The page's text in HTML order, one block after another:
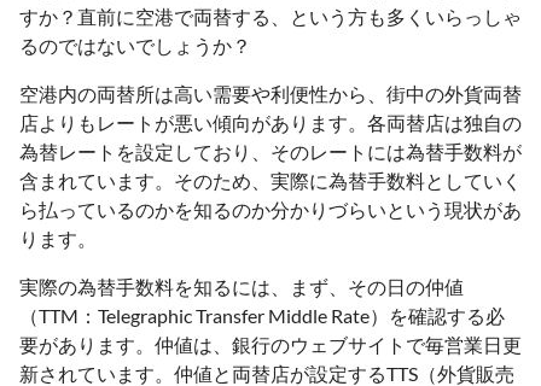
すか？直前に空港で両替する、という方も多くいらっしゃ
るのではないでしょうか？
空港内の両替所は高い需要や利便性から、街中の外貨両替
店よりもレートが悪い傾向があります。各両替店は独自の
為替レートを設定しており、そのレートには為替手数料が
含まれています。そのため、実際に為替手数料としていく
ら払っているのかを知るのか分かりづらいという現状があ
ります。
実際の為替手数料を知るには、まず、その日の仲値
（TTM：Telegraphic Transfer Middle Rate）を確認する必
要があります。仲値は、銀行のウェブサイトで毎営業日更
新されています。仲値と両替店が設定するTTS（外貨販売